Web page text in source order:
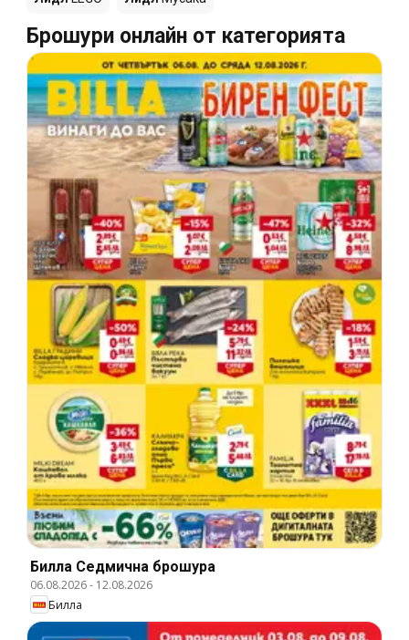
Брошури онлайн от категорията
Билла Cедмична брошура
06.08.2026- 12.08.2026
Билла